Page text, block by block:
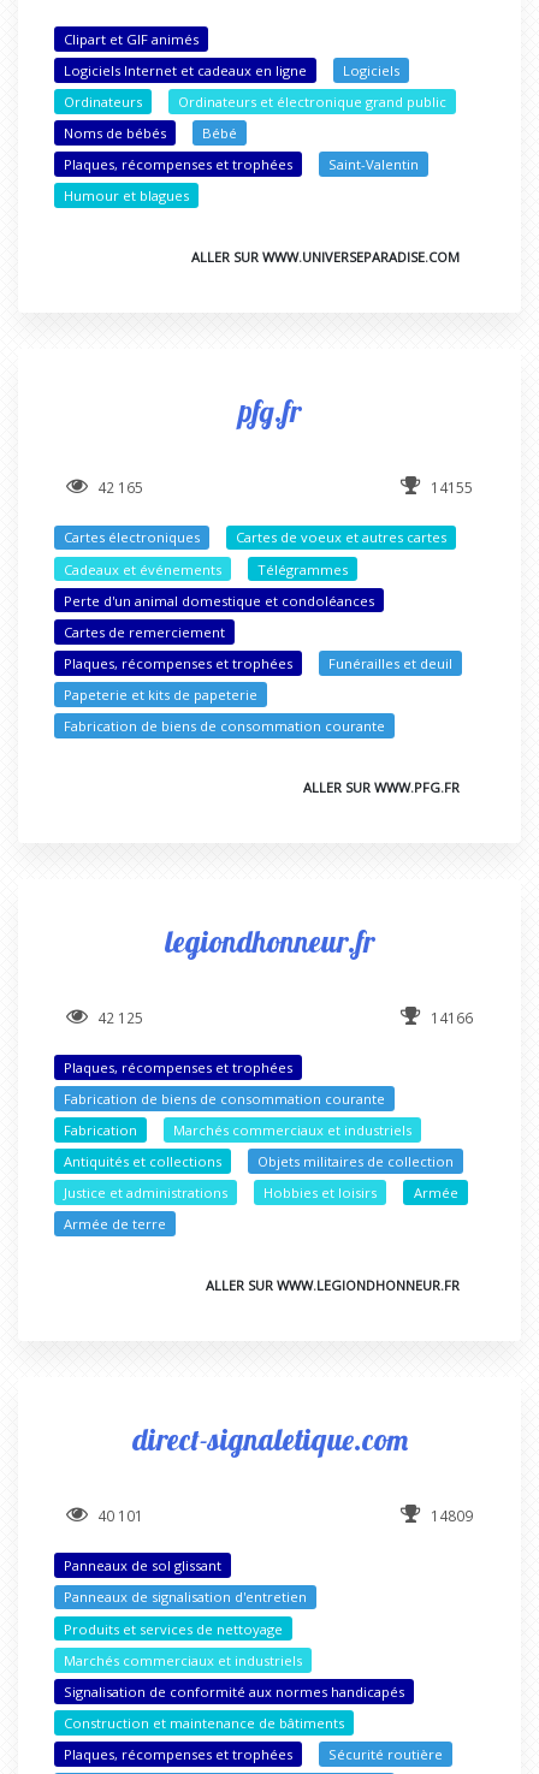
Clipart et GIF animés
Logiciels Internet et cadeaux en ligne
Logiciels
Ordinateurs
Ordinateurs et électronique grand public
Noms de bébés
Bébé
Plaques, récompenses et trophées
Saint-Valentin
Humour et blagues
ALLER SUR WWW.UNIVERSEPARADISE.COM
pfg.fr
42 165 14155
Cartes électroniques
Cartes de voeux et autres cartes
Cadeaux et événements
Télégrammes
Perte d'un animal domestique et condoléances
Cartes de remerciement
Plaques, récompenses et trophées
Funérailles et deuil
Papeterie et kits de papeterie
Fabrication de biens de consommation courante
ALLER SUR WWW.PFG.FR
legiondhonneur.fr
42 125 14166
Plaques, récompenses et trophées
Fabrication de biens de consommation courante
Fabrication
Marchés commerciaux et industriels
Antiquités et collections
Objets militaires de collection
Justice et administrations
Hobbies et loisirs
Armée
Armée de terre
ALLER SUR WWW.LEGIONDHONNEUR.FR
direct-signaletique.com
40 101 14809
Panneaux de sol glissant
Panneaux de signalisation d'entretien
Produits et services de nettoyage
Marchés commerciaux et industriels
Signalisation de conformité aux normes handicapés
Construction et maintenance de bâtiments
Plaques, récompenses et trophées
Sécurité routière